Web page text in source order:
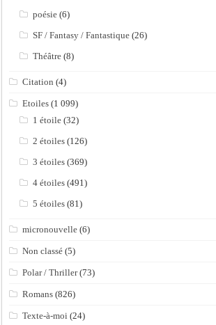
poésie (6)
SF / Fantasy / Fantastique (26)
Théâtre (8)
Citation (4)
Etoiles (1 099)
1 étoile (32)
2 étoiles (126)
3 étoiles (369)
4 étoiles (491)
5 étoiles (81)
micronouvelle (6)
Non classé (5)
Polar / Thriller(73)
Romans (826)
Texte-à-moi (24)